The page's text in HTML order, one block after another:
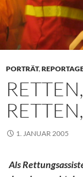
PORTRÄT,
1. JANUAR 2005
Als